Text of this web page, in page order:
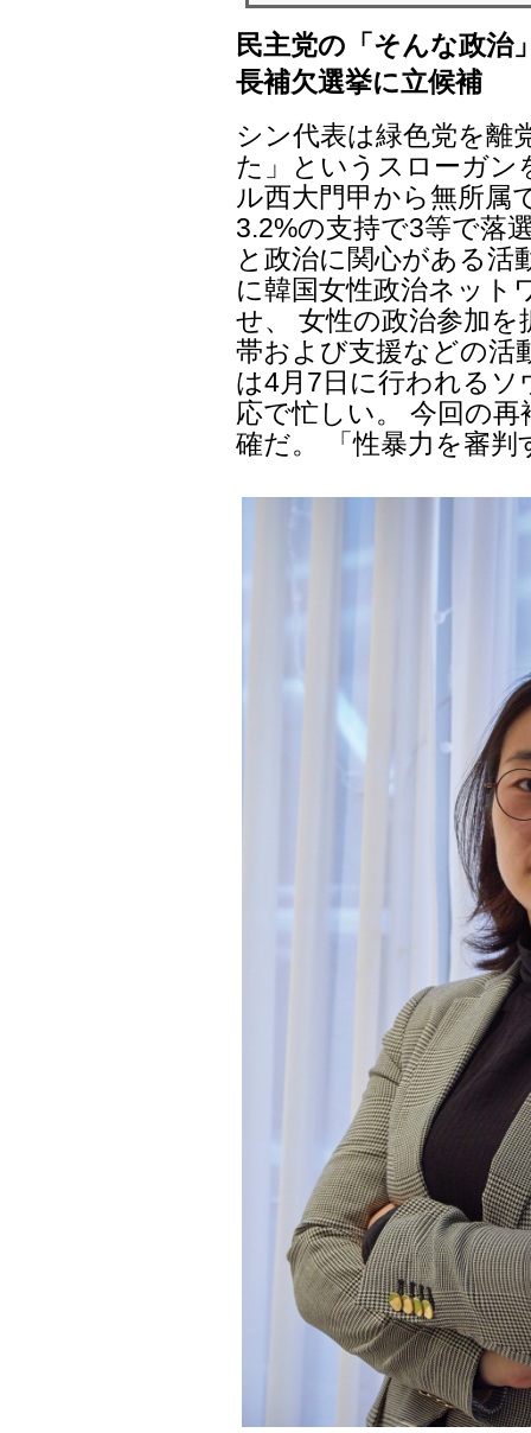
民主党の「そんな政治
長補欠選挙に立候補
シン代表は緑色党を離
た」というスローガン
ル西大門甲から無所属
3.2%の支持で3等で落
と政治に関心がある活
に韓国女性政治ネット
せ、 女性の政治参加
帯および支援などの活
は4月7日に行われるソ
応で忙しい。 今回の
確だ。 「性暴力を審